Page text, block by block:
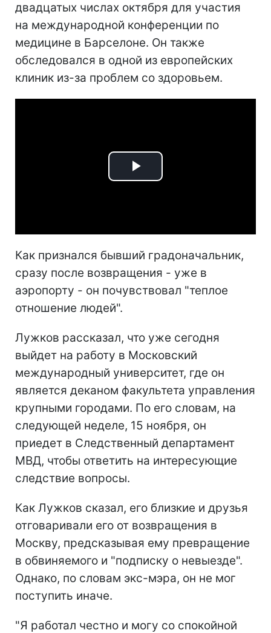
двадцатых числах октября для участия
на международной конференции по
медицине в Барселоне. Он также
обследовался в одной из европейских
клиник из-за проблем со здоровьем.
Play
Как признался бывший градоначальник,
сразу после возвращения - уже в
аэропорту - он почувствовал "теплое
отношение людей".
Лужков рассказал, что уже сегодня
выйдет на работу в Московский
международный университет, где он
является деканом факультета управления
крупными городами. По его словам, на
следующей неделе, 15 ноября, он
приедет в Следственный департамент
МВД, чтобы ответить на интересующие
следствие вопросы.
Как Лужков сказал, его близкие и друзья
отговаривали его от возвращения в
Москву, предсказывая ему превращение
в обвиняемого и "подписку о невыезде".
Однако, по словам экс-мэра, он не мог
поступить иначе.
"Я работал честно и могу со спокойной